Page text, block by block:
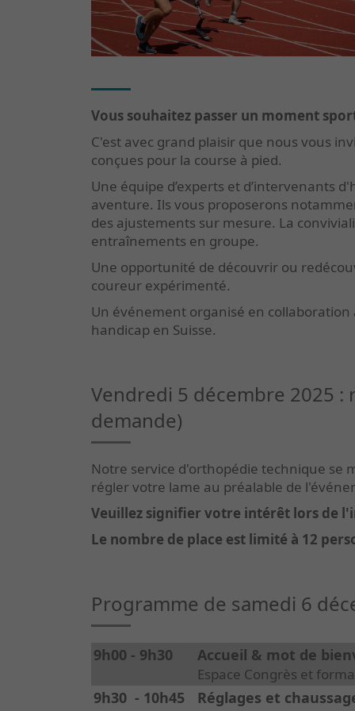
Vous souhaitez passer un moment
C'est avec grand plaisir que nous vous
conçues pour la course à pied.
Une équipe d’experts et d’intervenants
aventure. Ils vous proposerons
des ajustements sur mesure. La
entraînements en groupe.
Une opportunité de découvrir ou
coureur expérimenté.
Un événement organisé en
handicap en Suisse.
Vendredi 5 décembre 2025
demande)
Notre service d'orthopédie technique se
régler votre lame au préalable de
Veuillez signifier votre intérêt lors de
Le nombre de place est limité à 12
Programme de samedi 6
9h00 - 9h30 Accueil & mot de
Espace Congrès et
9h30 - 10h45
Réglages et